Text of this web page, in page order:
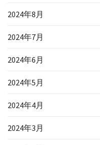
2024年8月
2024年7月
2024年6月
2024年5月
2024年4月
2024年3月